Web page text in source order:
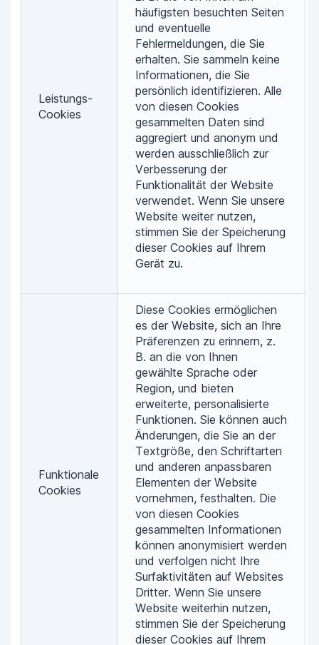
Leistungs-
Cookies
häufigsten besuchten Seiten
und eventuelle
Fehlermeldungen, die Sie
erhalten. Sie sammeln keine
Informationen, die Sie
persönlich identifizieren. Alle
von diesen Cookies
gesammelten Daten sind
aggregiert und anonym und
werden ausschließlich zur
Verbesserung der
Funktionalität der Website
verwendet. Wenn Sie unsere
Website weiter nutzen,
stimmen Sie der Speicherung
dieser Cookies auf Ihrem
Gerät zu.
Funktionale
Cookies
Diese Cookies ermöglichen
es der Website, sich an Ihre
Präferenzen zu erinnern, z.
B. an die von Ihnen
gewählte Sprache oder
Region, und bieten
erweiterte, personalisierte
Funktionen. Sie können auch
Änderungen, die Sie an der
Textgröße, den Schriftarten
und anderen anpassbaren
Elementen der Website
vornehmen, festhalten. Die
von diesen Cookies
gesammelten Informationen
können anonymisiert werden
und verfolgen nicht Ihre
Surfaktivitäten auf Websites
Dritter. Wenn Sie unsere
Website weiterhin nutzen,
stimmen Sie der Speicherung
dieser Cookies auf Ihrem